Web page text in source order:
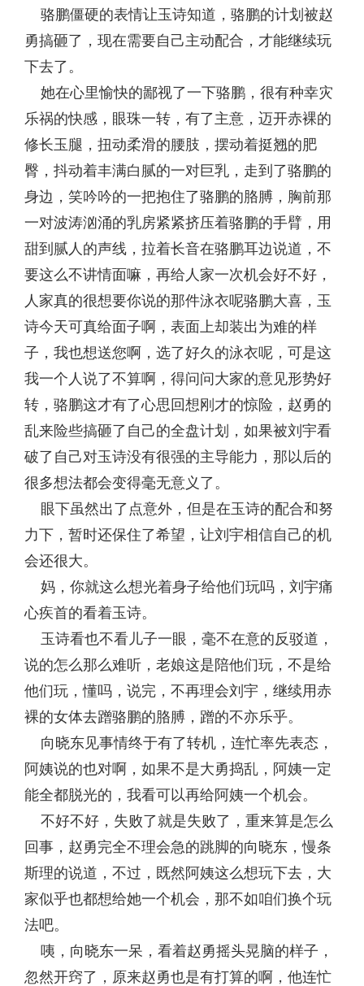
骆鹏僵硬的表情让玉诗知道，骆鹏的计划被赵
勇搞砸了，现在需要自己主动配合，才能继续玩
下去了。
她在心里愉快的鄙视了一下骆鹏，很有种幸灾
乐祸的快感，眼珠一转，有了主意，迈开赤裸的
修长玉腿，扭动柔滑的腰肢，摆动着挺翘的肥
臀，抖动着丰满白腻的一对巨乳，走到了骆鹏的
身边，笑吟吟的一把抱住了骆鹏的胳膊，胸前那
一对波涛汹涌的乳房紧紧挤压着骆鹏的手臂，用
甜到腻人的声线，拉着长音在骆鹏耳边说道，不
要这么不讲情面嘛，再给人家一次机会好不好，
人家真的很想要你说的那件泳衣呢骆鹏大喜，玉
诗今天可真给面子啊，表面上却装出为难的样
子，我也想送您啊，选了好久的泳衣呢，可是这
我一个人说了不算啊，得问问大家的意见形势好
转，骆鹏这才有了心思回想刚才的惊险，赵勇的
乱来险些搞砸了自己的全盘计划，如果被刘宇看
破了自己对玉诗没有很强的主导能力，那以后的
很多想法都会变得毫无意义了。
眼下虽然出了点意外，但是在玉诗的配合和努
力下，暂时还保住了希望，让刘宇相信自己的机
会还很大。
妈，你就这么想光着身子给他们玩吗，刘宇痛
心疾首的看着玉诗。
玉诗看也不看儿子一眼，毫不在意的反驳道，
说的怎么那么难听，老娘这是陪他们玩，不是给
他们玩，懂吗，说完，不再理会刘宇，继续用赤
裸的女体去蹭骆鹏的胳膊，蹭的不亦乐乎。
向晓东见事情终于有了转机，连忙率先表态，
阿姨说的也对啊，如果不是大勇捣乱，阿姨一定
能全都脱光的，我看可以再给阿姨一个机会。
不好不好，失败了就是失败了，重来算是怎么
回事，赵勇完全不理会急的跳脚的向晓东，慢条
斯理的说道，不过，既然阿姨这么想玩下去，大
家似乎也都想给她一个机会，那不如咱们换个玩
法吧。
咦，向晓东一呆，看着赵勇摇头晃脑的样子，
忽然开窍了，原来赵勇也是有打算的啊，他连忙